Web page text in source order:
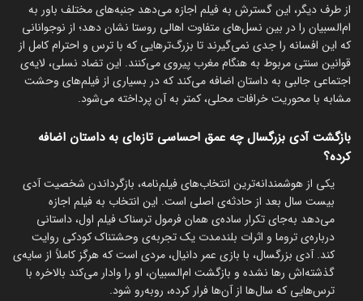
از طرف دیگر، این گسترش به فیلم اجازه می‌دهد جنبه‌های مختلف باور به
ام‌السبیان را در بین نسل‌های متفاوت اهالی روستا نشان دهد؛ از نوجوانانی
که این افسانه را جدی نمی‌گیرند تا بزرگ‌ترهایی که با ترس و احترام کامل از
قوانین سنتی مربوط به هنگام مغرب پیروی می‌کنند. این تضاد نسلی، لایه‌ی
اجتماعی جالبی به داستان اضافه می‌کند که در بسیاری از فیلم‌های وحشت
مشابه با محوریت خرافات محلی، کمتر به آن پرداخته می‌شود.
بازگشت آدی بزرگسال چه عمق احساسی تازه‌ای به داستان اضافه
کرده؟
یکی از هوشمندانه‌ترین انتخاب‌های فیلم‌نامه، بازگرداندن شخصیت آدی
بیست سال بعد از حادثه‌ی اصلی است. این انتخاب به فیلم اجازه
می‌دهد به‌جای تکرار ساده‌ی همان فرمول ترسناک فیلم اول، داستانی
درباره‌ی تروما و اثرات بلندمدت یک تجربه‌ی وحشتناک کودکی روایت
کند. آدی بزرگسال، با بازی عمر دانیال، مردی است که هرگز کاملاً از سایه‌ی
گذشته‌اش رها نشده و بازگشت ام‌السبیان، او را وادار می‌کند بالاخره با
ترس‌هایی که سال‌ها از آن‌ها فرار کرده، روبه‌رو شود.